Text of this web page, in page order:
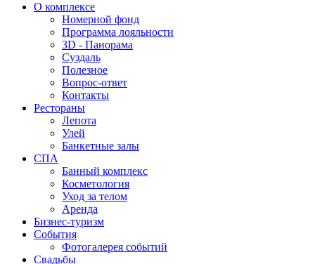
О комплексе
Номерной фонд
Программа лояльности
3D - Панорама
Суздаль
Полезное
Вопрос-ответ
Контакты
Рестораны
Лепота
Улей
Банкетные залы
СПА
Банный комплекс
Косметология
Уход за телом
Аренда
Бизнес-туризм
События
Фотогалерея событий
Свадьбы